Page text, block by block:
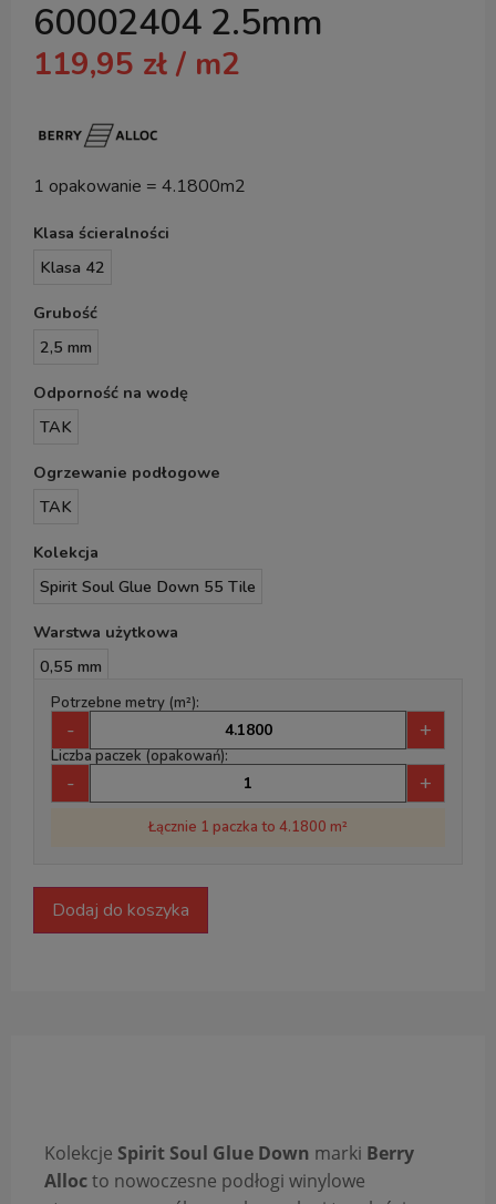
60002404 2.5mm
119,95 zł / m2
1 opakowanie = 4.1800m2
Klasa ścieralności
Klasa 42
Grubość
2,5 mm
Odporność na wodę
TAK
Ogrzewanie podłogowe
TAK
Kolekcja
Spirit Soul Glue Down 55 Tile
Warstwa użytkowa
0,55 mm
Potrzebne metry (m²):
- +
Liczba paczek (opakowań):
- +
Łącznie 1 paczka to 4.1800 m²
Dodaj do koszyka
Kolekcje Spirit Soul Glue Down marki Berry
Allocto nowoczesne podłogi winylowe